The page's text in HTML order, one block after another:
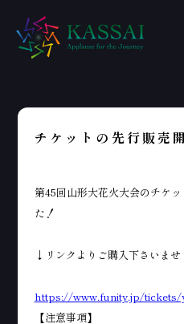
チケットの先行販売
第45回山形大花火大会のチケ
た！
↓リンクよりご購入下さいませ
https://www.funity.jp/
【注意事項】